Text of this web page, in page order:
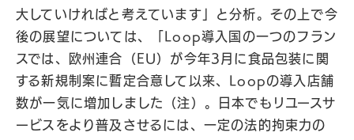
大していければと考えています」と分析。その上で今
後の展望については、「Loop導入国の一つのフラン
スでは、欧州連合（EU）が今年3月に食品包装に関
する新規制案に暫定合意して以来、Loopの導入店舗
数が一気に増加しました（注）。日本でもリユースサ
ービスをより普及させるには、一定の法的拘束力の